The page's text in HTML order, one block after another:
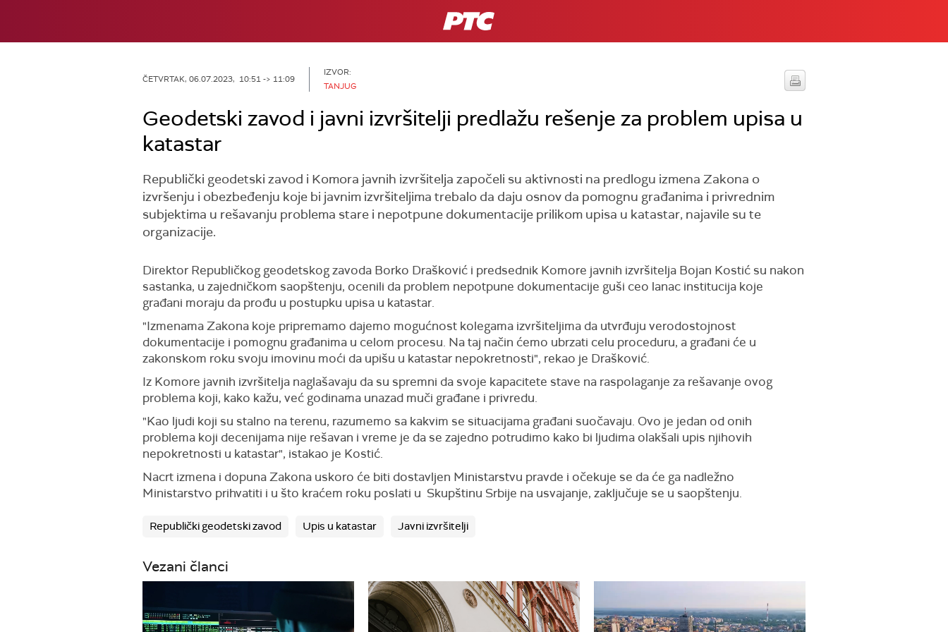
RTS
ČETVRTAK, 06.07.2023, 10:51 -> 11:09
IZVOR:
TANJUG
Geodetski zavod i javni izvršitelji predlažu rešenje za problem upisa u
katastar
Republički geodetski zavod i Komora javnih izvršitelja započeli su aktivnosti na predlogu izmena Zakona o
izvršenju i obezbeđenju koje bi javnim izvršiteljima trebalo da daju osnov da pomognu građanima i privrednim
subjektima u rešavanju problema stare i nepotpune dokumentacije prilikom upisa u katastar, najavile su te
organizacije.
Direktor Republičkog geodetskog zavoda Borko Drašković i predsednik Komore javnih izvršitelja Bojan Kostić su nakon
sastanka, u zajedničkom saopštenju, ocenili da problem nepotpune dokumentacije guši ceo lanac institucija koje
građani moraju da prođu u postupku upisa u katastar.
"Izmenama Zakona koje pripremamo dajemo mogućnost kolegama izvršiteljima da utvrđuju verodostojnost
dokumentacije i pomognu građanima u celom procesu. Na taj način ćemo ubrzati celu proceduru, a građani će u
zakonskom roku svoju imovinu moći da upišu u katastar nepokretnosti", rekao je Drašković.
Iz Komore javnih izvršitelja naglašavaju da su spremni da svoje kapacitete stave na raspolaganje za rešavanje ovog
problema koji, kako kažu, već godinama unazad muči građane i privredu.
"Kao ljudi koji su stalno na terenu, razumemo sa kakvim se situacijama građani suočavaju. Ovo je jedan od onih
problema koji decenijama nije rešavan i vreme je da se zajedno potrudimo kako bi ljudima olakšali upis njihovih
nepokretnosti u katastar", istakao je Kostić.
Nacrt izmena i dopuna Zakona uskoro će biti dostavljen Ministarstvu pravde i očekuje se da će ga nadležno
Ministarstvo prihvatiti i u što kraćem roku poslati u Skupštinu Srbije na usvajanje, zaključuje se u saopštenju.
Republički geodetski zavod Upis u katastar Javni izvršitelji
Vezani članci